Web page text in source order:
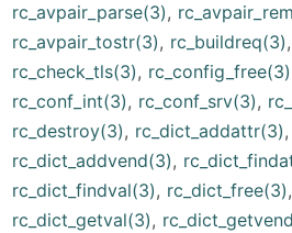
rc_avpair_parse(3),
rc_avpair_tostr(3), rc_buildreq(3),
rc_check_tls(3), rc_config_free(3)
rc_conf_int(3), rc_conf_srv(3),
rc_destroy(3), rc_dict_addattr(3),
rc_dict_addvend(3),
rc_dict_findval(3), rc_dict_free(3),
rc_dict_getval(3),